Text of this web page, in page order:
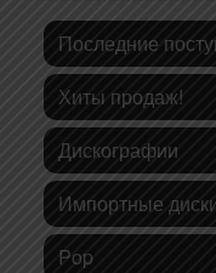
Последние
Хиты продаж!
Дискографии
Импортные
Pop